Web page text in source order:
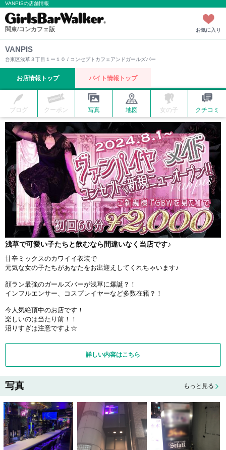
VANPISの店舗情報
関東/コンカフェ版 お気に入り
VANPIS
台東区浅草３丁目１ー１０ / コンセプトカフェアンドガールズバー
お店情報トップ バイト情報トップ
ブログ クーポン 写真 地図 女の子 クチコミ
浅草で可愛い子たちと飲むなら間違いなく当店です♪
甘辛ミックスのカワイイ衣装で
元気な女の子たちがあなたをお出迎えしてくれちゃいます♪
顔ラン最強のガールズバーが浅草に爆誕？！
インフルエンサー、コスプレイヤーなど多数在籍？！
今人気絶頂中のお店です！
楽しいのは当たり前！！
沼りすぎは注意ですよ☆
詳しい内容はこちら
写真 もっと見る